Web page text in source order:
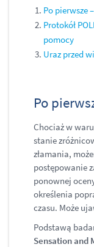
Po pierwsze
Protokół
pomocy
Uraz przed
Po
Chociaż w
stanie
złamania,
postępowanie
ponownej
określenia
czasu. Może
Podstawą
Sensation and